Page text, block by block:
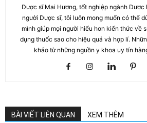
Dược sĩ Mai Hương, tốt nghiệp ngành Dược
người Dược sĩ, tôi luôn mong muốn có thể
mình giúp mọi người hiểu hơn kiến thức về
dụng thuốc sao cho hiệu quả và hợp lí.
khảo từ những nguồn y khoa uy tín
BÀI VIẾT LIÊN QUAN XEM THÊM